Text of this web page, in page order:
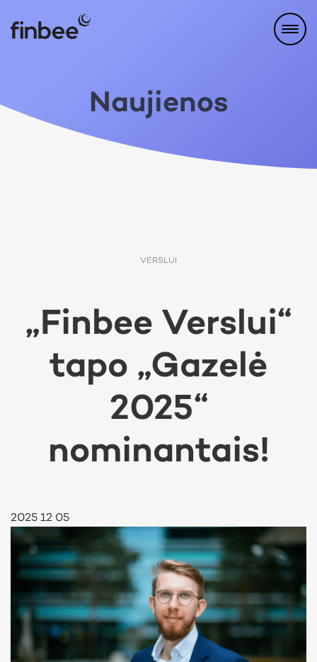
Naujienos
VERSLUI
„Finbee Verslui“
tapo „Gazelė
2025“
nominantais!
2025 12 05